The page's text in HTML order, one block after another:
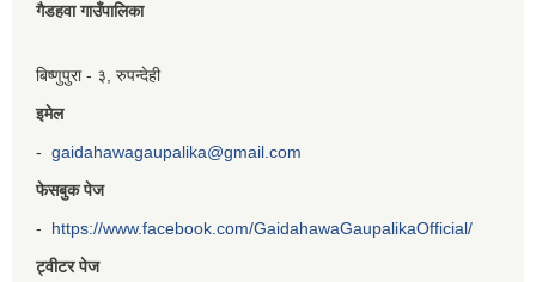
गैडहवा गाउँपालिका
बिष्णुपुरा - ३, रुपन्देही
इमेल
- gaidahawagaupalika@gmail.com
फेसबुक पेज
- https://www.facebook.com/GaidahawaGaupalikaOfficial/
ट्वीटर पेज